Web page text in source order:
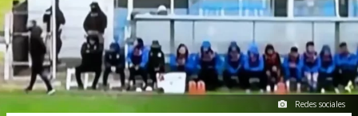
Redes sociales